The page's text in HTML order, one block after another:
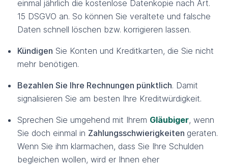
einmal jährlich die kostenlose Datenkopie nach Art.
15 DSGVO an. So können Sie veraltete und falsche
Daten schnell löschen bzw. korrigieren lassen.
Kündigen Sie Konten und Kreditkarten, die Sie nicht
mehr benötigen.
Bezahlen Sie Ihre Rechnungen pünktlich. Damit
signalisieren Sie am besten Ihre Kreditwürdigkeit.
Sprechen Sie umgehend mit Ihrem Gläubiger, wenn
Sie doch einmal in Zahlungsschwierigkeiten geraten.
Wenn Sie ihm klarmachen, dass Sie Ihre Schulden
begleichen wollen, wird er Ihnen eher